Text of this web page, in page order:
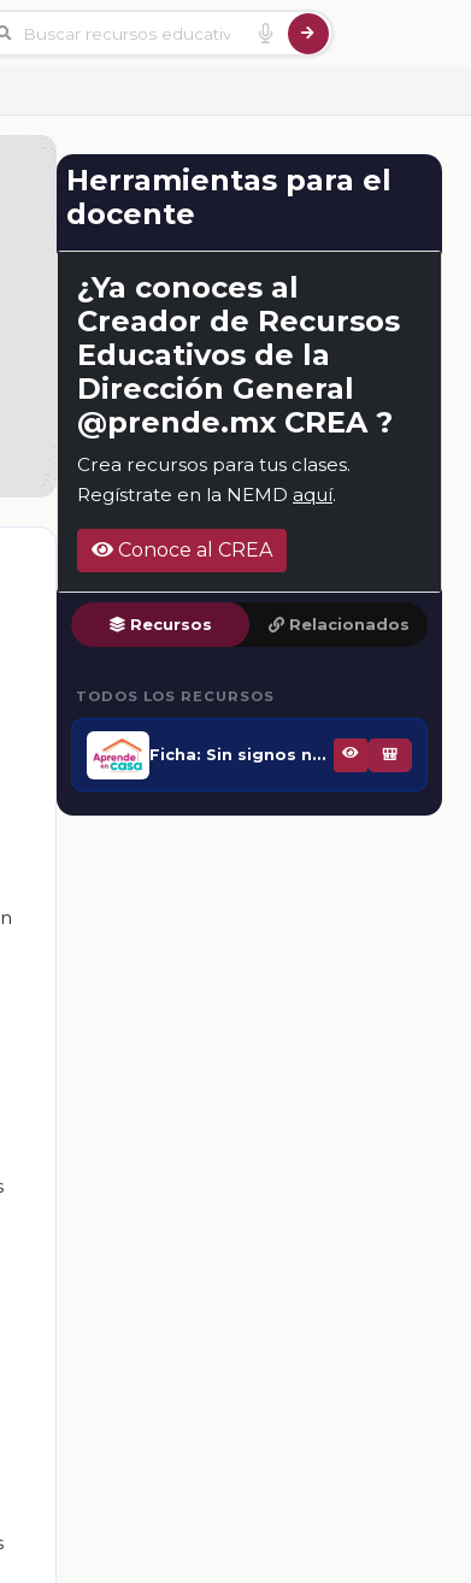
Herramientas para el
docente
¿Ya conoces al
Creador de Recursos
Educativos de la
Dirección General
@prende.mx CREA ?
Crea recursos para tus clases.
Regístrate en la NEMD aquí.
Conoce al CREA
Recursos Relacionados
TODOS LOS RECURSOS
Ficha: Sin signos no se entiende 🎒